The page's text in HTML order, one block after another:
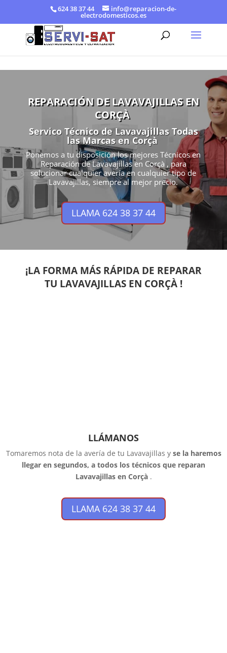
624 38 37 44 info@reparacion-de-
electrodomesticos.es
REPARACIÓN DE LAVAVAJILLAS EN
CORÇÀ
Servico Técnico de Lavavajillas Todas
las Marcas en Corçà
Ponemos a tu disposición los mejores Técnicos en
Reparación de Lavavajillas en Corçà , para
solucionar cualquier avería en cualquier tipo de
Lavavajillas, siempre al mejor precio.
LLAMA 624 38 37 44
¡LA FORMA MÁS RÁPIDA DE REPARAR
TU LAVAVAJILLAS EN CORÇÀ !
LLÁMANOS
Tomaremos nota de la avería de tu Lavavajillas y se la haremos
llegar en segundos, a todos los técnicos que reparan
Lavavajillas en Corçà .
LLAMA 624 38 37 44